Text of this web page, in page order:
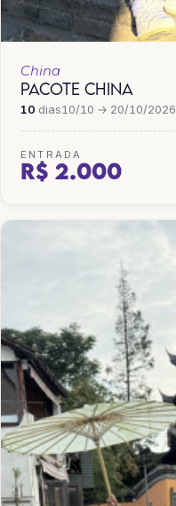
China
PACOTE CHINA
10 dias10/10 → 20/10/2026
ENTRADA
R$ 2.000